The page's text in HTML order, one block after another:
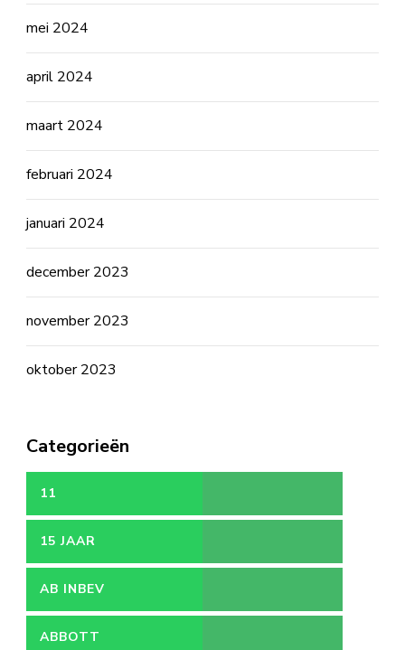
mei 2024
april 2024
maart 2024
februari 2024
januari 2024
december 2023
november 2023
oktober 2023
Categorieën
11
15 JAAR
AB INBEV
ABBOTT